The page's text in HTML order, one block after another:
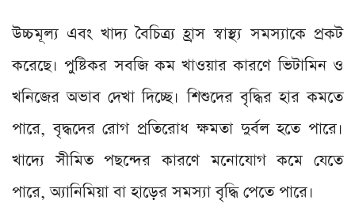
উচ্চমূল্য এবং খাদ্য বৈচিত্র্য হ্রাস স্বাস্থ্য সমস্যাকে প্রকট
করেছে। পুষ্টিকর সবজি কম খাওয়ার কারণে ভিটামিন ও
খনিজের অভাব দেখা দিচ্ছে। শিশুদের বৃদ্ধির হার কমতে
পারে, বৃদ্ধদের রোগ প্রতিরোধ ক্ষমতা দুর্বল হতে পারে।
খাদ্যে সীমিত পছন্দের কারণে মনোযোগ কমে যেতে
পারে, অ্যানিমিয়া বা হাড়ের সমস্যা বৃদ্ধি পেতে পারে।